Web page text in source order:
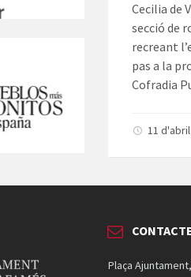
Cecilia de
secció de
recreant
pas a la
Cofradia
11
Plaça